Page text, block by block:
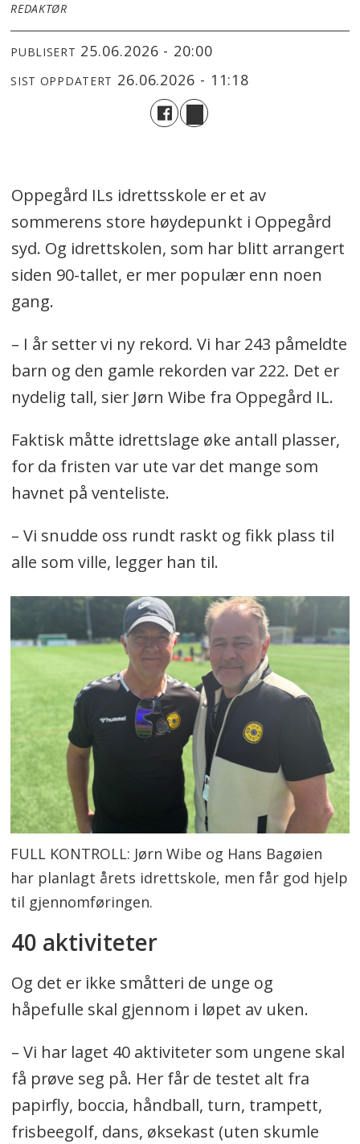
REDAKTØR
PUBLISERT 25.06.2026 - 20:00
SIST OPPDATERT 26.06.2026 - 11:18
Oppegård ILs idrettsskole er et av
sommerens store høydepunkt i Oppegård
syd. Og idrettskolen, som har blitt arrangert
siden 90-tallet, er mer populær enn noen
gang.
– I år setter vi ny rekord. Vi har 243 påmeldte
barn og den gamle rekorden var 222. Det er
nydelig tall, sier Jørn Wibe fra Oppegård IL.
Faktisk måtte idrettslage øke antall plasser,
for da fristen var ute var det mange som
havnet på venteliste.
– Vi snudde oss rundt raskt og fikk plass til
alle som ville, legger han til.
FULL KONTROLL: Jørn Wibe og Hans Bagøien
har planlagt årets idrettskole, men får god hjelp
til gjennomføringen.
40 aktiviteter
Og det er ikke småtteri de unge og
håpefulle skal gjennom i løpet av uken.
– Vi har laget 40 aktiviteter som ungene skal
få prøve seg på. Her får de testet alt fra
papirfly, boccia, håndball, turn, trampett,
frisbeegolf, dans, øksekast (uten skumle